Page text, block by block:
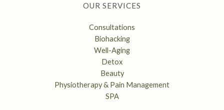
OUR SERVICES
Consultations
Biohacking
Well-Aging
Detox
Beauty
Physiotherapy & Pain Management
SPA